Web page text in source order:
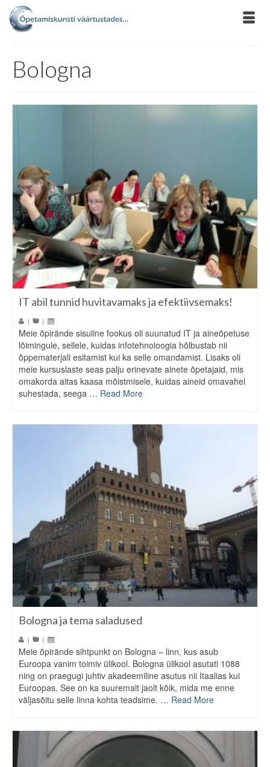
Bologna
IT abil tunnid huvitavamaks ja efektiivsemaks!
| |
Meie õpirände sisuline fookus oli suunatud IT ja aineõpetuse
lõimingule, sellele, kuidas infotehnoloogia hõlbustab nii
õppematerjali esitamist kui ka selle omandamist. Lisaks oli
meie kursuslaste seas palju erinevate ainete õpetajaid, mis
omakorda aitas kaasa mõistmisele, kuidas aineid omavahel
suhestada, seega … Read More
Bologna ja tema saladused
| |
Meie õpirände sihtpunkt on Bologna – linn, kus asub
Euroopa vanim toimiv ülikool. Bologna ülikool asutati 1088
ning on praegugi juhtiv akadeemiline asutus nii Itaalias kui
Euroopas. See on ka suuremalt jaolt kõik, mida me enne
väljasõitu selle linna kohta teadsime. … Read More